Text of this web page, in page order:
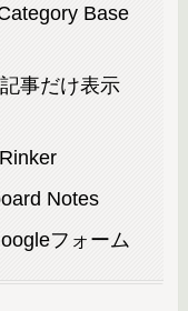
Base
事だけ表示
Notes
フォーム